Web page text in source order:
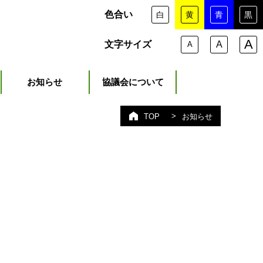
色合い 白 黄 青 黒
文字サイズ A A A
お知らせ 協議会について
TOP > お知らせ